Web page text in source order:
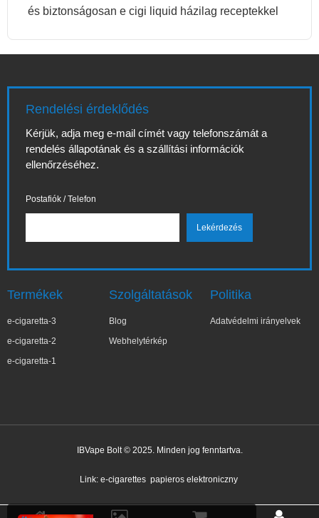
és biztonságosan e cigi liquid házilag receptekkel
Rendelési érdeklődés
Kérjük, adja meg e-mail címét vagy telefonszámát a
rendelés állapotának és a szállítási információk
ellenőrzéséhez.
Postafiók / Telefon
Termékek
e-cigaretta-3
e-cigaretta-2
e-cigaretta-1
Szolgáltatások
Blog
Webhelytérkép
Politika
Adatvédelmi irányelvek
IBVape Bolt © 2025. Minden jog fenntartva.
Link: e-cigarettes papieros elektroniczny
✕
Kata***yna